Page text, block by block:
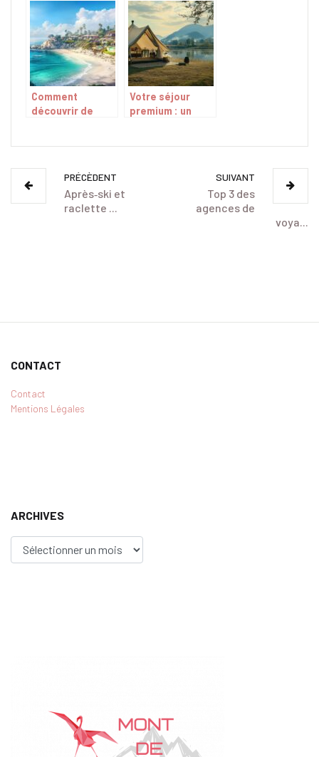
parvenir ?
Comment
découvrir de
bord de mer pour
un séjour
inoubliable
Votre séjour
premium : un
PRÉCÈDENT
Après‑ski et
raclette ...
SUIVANT
Top 3 des
agences de
voya...
CONTACT
Contact
Mentions Légales
ARCHIVES